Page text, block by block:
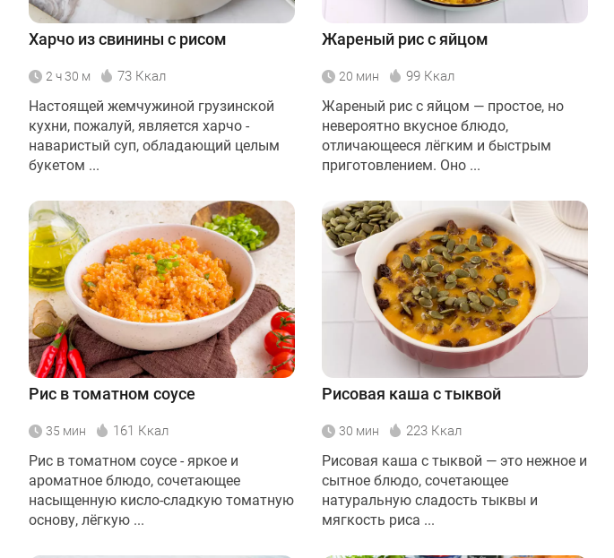
Харчо из свинины с рисом
2 ч 30 м 73 Ккал
Настоящей жемчужиной грузинской
кухни, пожалуй, является харчо -
наваристый суп, обладающий целым
букетом ...
Жареный рис с яйцом
20 мин 99 Ккал
Жареный рис с яйцом — простое, но
невероятно вкусное блюдо,
отличающееся лёгким и быстрым
приготовлением. Оно ...
Рис в томатном соусе
35 мин 161 Ккал
Рис в томатном соусе - яркое и
ароматное блюдо, сочетающее
насыщенную кисло-сладкую томатную
основу, лёгкую ...
Рисовая каша с тыквой
30 мин 223 Ккал
Рисовая каша с тыквой — это нежное и
сытное блюдо, сочетающее
натуральную сладость тыквы и
мягкость риса ...